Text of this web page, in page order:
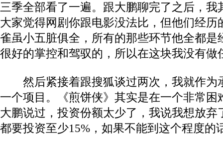
三季全部看了一遍。跟大鹏聊完了之后，我
大家觉得网剧你跟电影没法比，但他们经历
雀虽小五脏俱全，所有的那些环节他全都是
很好的掌控和驾驭的，所以在这块我没有做
然后紧接着跟搜狐谈过两次，我就作为
一个项目。《煎饼侠》其实是在一个非常困
大鹏说过，投资份额太少了，我说我想放弃
都要投资至少15%，如果不能到这个程度的